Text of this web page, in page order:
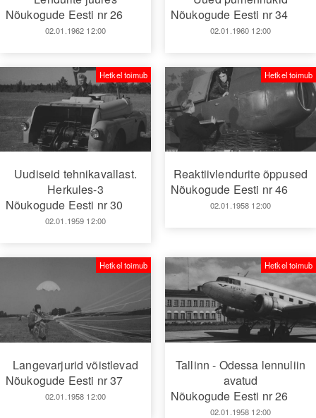
Nõukogude Eesti nr 26
02.01.1962 12:00
Nõukogude Eesti nr 34
02.01.1960 12:00
Uudiseid tehnikavallast.
Herkules-3
Nõukogude Eesti nr 30
02.01.1959 12:00
Hetkel toimub
Reaktiivlendurite õppused
Nõukogude Eesti nr 46
02.01.1958 12:00
Hetkel toimub
Langevarjurid võistlevad
Nõukogude Eesti nr 37
02.01.1958 12:00
Hetkel toimub
Tallinn - Odessa lennuliin
avatud
Nõukogude Eesti nr 26
02.01.1958 12:00
Hetkel toimub